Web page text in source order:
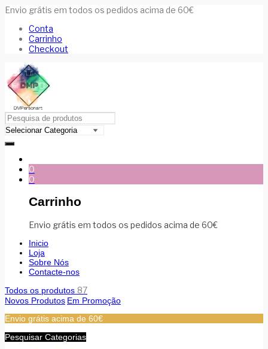
Envio grátis em todos os pedidos acima de 60€
Conta
Carrinho
Checkout
0
0
Carrinho
Envio grátis em todos os pedidos acima de 60€
Inicio
Loja
Sobre Nós
Contacte-nos
Todos os produtos 87
Novos Produtos Em Promoção
Envio grátis acima de 60€
Pesquisar Categorias